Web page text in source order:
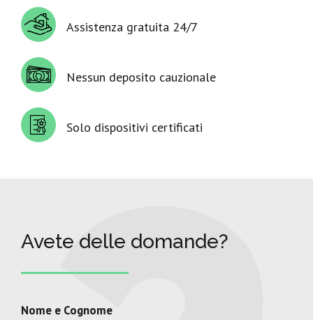
Assistenza gratuita 24/7
Nessun deposito cauzionale
Solo dispositivi certificati
Avete delle domande?
Nome e Cognome